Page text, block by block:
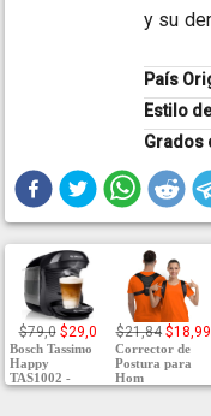
y su
País
Estilo
Grados
$79,0 $29,0
Bosch Tassimo
Happy
TAS1002 -
$21,84 $18,99
Corrector de
Postura para
Hom